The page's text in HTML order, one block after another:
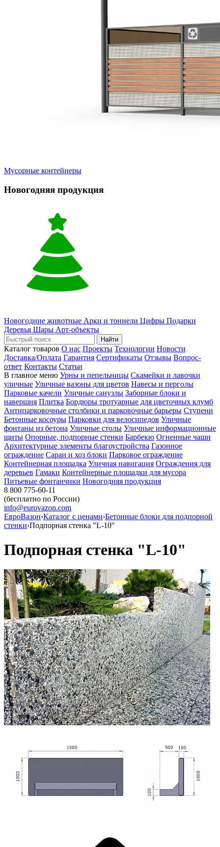
Мусорные контейнеры
Новогодняя продукция
Новогодние животные Арки и тоннели Цифры Подарки
Деревья Шары Арт-объекты
Найти
Каталог товаров О нас Проекты Технологии Новости
Доставка/Оплата Гарантия Сертификаты Отзывы Вопрос-
ответ Контакты Статьи
В главное меню Урны и пепельницы Скамейки и лавочки
уличные Уличные вазоны для цветов Навесы и перголы
Парковые качели Уличные санузлы Заборные блоки и
навершия Плитка Бордюры тротуарные для цветочных клумб
Антипарковочные столбики и парковочные барьеры Ступени
Бетонные косоуры Парковки для велосипедов Уличные
фонтаны из бетона Уличные столы Уличные информационные
щиты Опорные, подпорные стенки Барбекю Огненные чаши
Архитектурные элементы благоустройства Газонное
ограждение Сараи и хоз блоки Парковое ограждение
Контейнерная площадка Уличная навигация Ограждения для
деревьев Гамаки Контейнерные площадки для мусора
Питьевые фонтанчики Новогодняя продукция
8 800 775-60-11
(бесплатно по России)
info@eurovazon.com
ЕвроВазон›Каталог с ценами›Бетонные блоки для подпорной
стенки›Подпорная стенка "L-10"
Подпорная стенка "L-10"